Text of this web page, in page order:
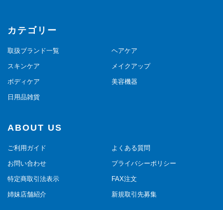
カテゴリー
取扱ブランド一覧 ヘアケア
スキンケア メイクアップ
ボディケア 美容機器
日用品雑貨
ABOUT US
ご利用ガイド よくある質問
お問い合わせ プライバシーポリシー
特定商取引法表示 FAX注文
姉妹店舗紹介 新規取引先募集